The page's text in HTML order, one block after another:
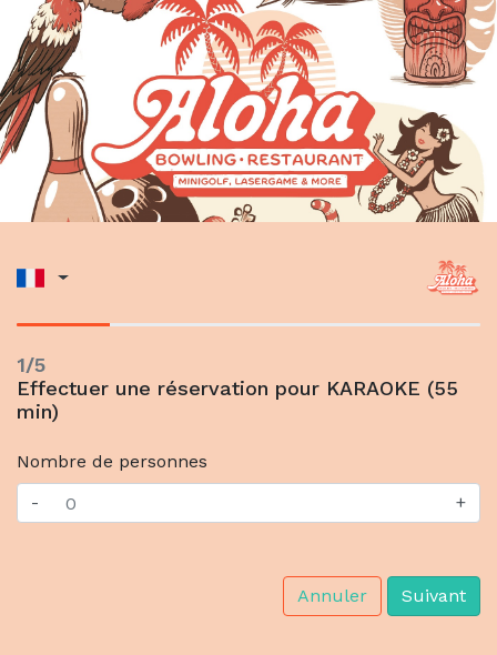
1/5
Effectuer une réservation pour KARAOKE (55
min)
Nombre de personnes
-
+
Annuler Suivant